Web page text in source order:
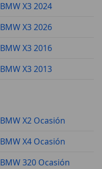
BMW X3 2024
BMW X3 2026
BMW X3 2016
BMW X3 2013
BMW X2 Ocasión
BMW X4 Ocasión
BMW 320 Ocasión